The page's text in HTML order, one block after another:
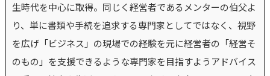
生時代を中心に取得。同じく経営者であるメンターの伯父よ
り、単に書類や手続を追求する専門家としてではなく、視野
を広げ「ビジネス」の現場での経験を元に経営者の「経営そ
のもの」を支援できるような専門家を目指すようアドバイス